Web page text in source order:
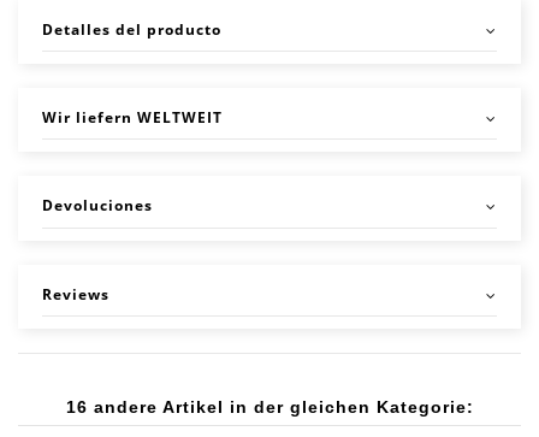
Detalles del producto
Wir liefern WELTWEIT
Devoluciones
Reviews
16 andere Artikel in der gleichen Kategorie: